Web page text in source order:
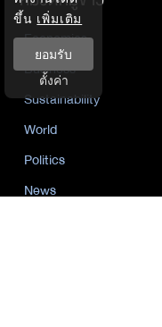
Economics
Business
Sustainability
World
Politics
News
ขึ้น เพิ่มเติม
ยอมรับ
ตั้งค่า